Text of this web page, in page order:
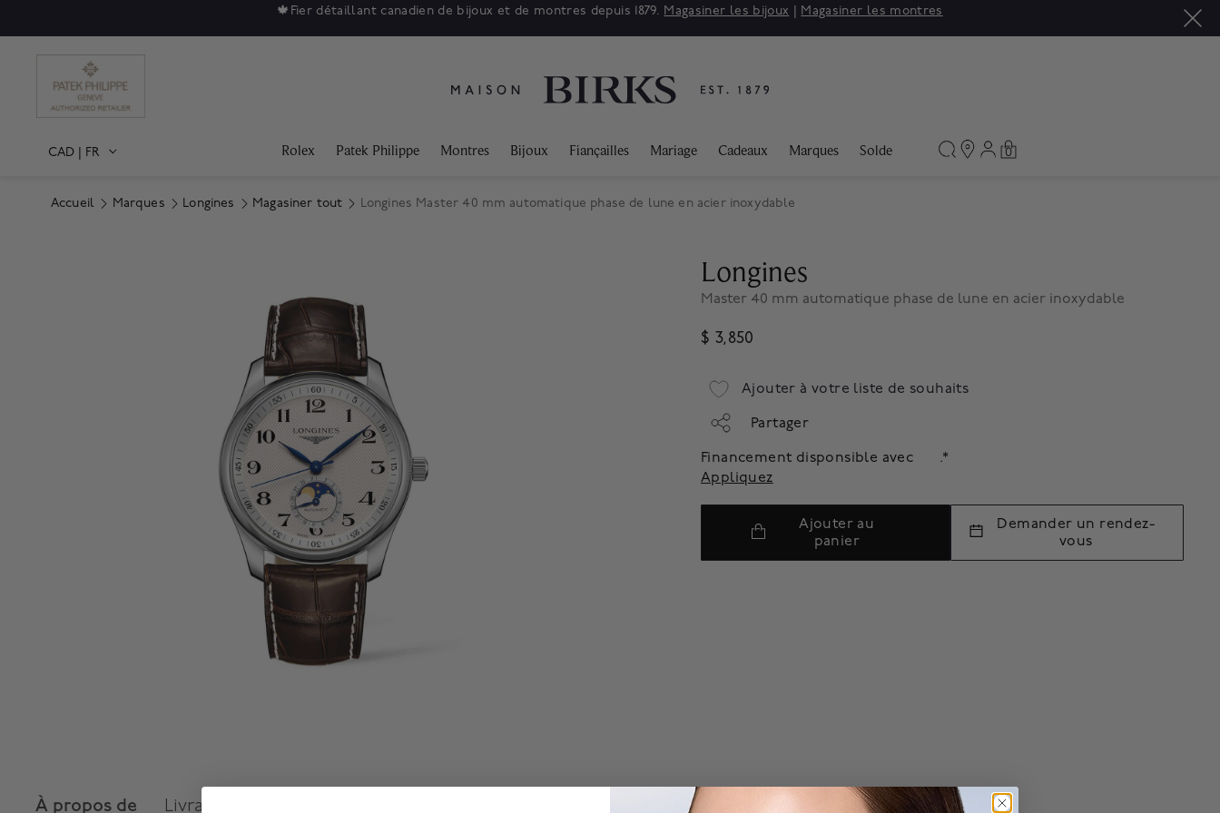
🍁 Fier détaillant canadien de bijoux et de montres depuis 1879. Magasiner les bijoux | Magasiner les montres
CAD | FR Rolex Patek Philippe Montres Bijoux Fiançailles Mariage Cadeaux Marques Solde 0
Accueil Marques Longines Magasiner tout Longines Master 40 mm automatique phase de lune en acier inoxydable
À propos de Livraison et retours
Longines
Master 40 mm automatique phase de lune en acier inoxydable
$ 3,850
Ajouter à votre liste de souhaits
Partager
Financement disponsible avec
.*
Appliquez
Ajouter au
panier
Demander un rendez-
vous